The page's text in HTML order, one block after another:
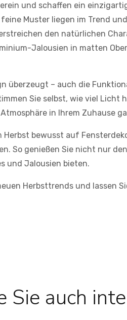
und schaffen ein
Muster liegen im Trend
den natürlichen
Jalousien in matten
überzeugt – auch die
Sie selbst, wie viel
in Ihrem Zuhause
Herbst bewusst auf
So genießen Sie nicht nur
und Jalousien bieten.
Herbsttrends und lassen
Sie auch